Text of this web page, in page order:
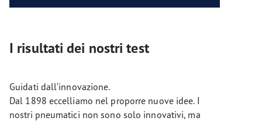
I risultati dei nostri test
Guidati dall’innovazione.
Dal 1898 eccelliamo nel proporre nuove idee. I
nostri pneumatici non sono solo innovativi, ma